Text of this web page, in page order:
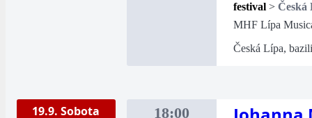
festival > Česká
MHF Lípa
Česká Lípa,
19.9. Sobota 18:00